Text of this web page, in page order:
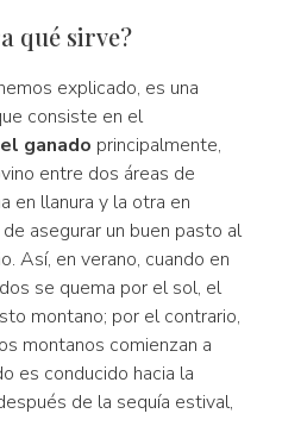
qué sirve?
explicado, es una
consiste en el
ganado principalmente,
entre dos áreas de
en llanura y la otra en
asegurar un buen pasto al
Así, en verano, cuando en
se quema por el sol, el
montano; por el contrario,
montanos comienzan a
es conducido hacia la
de la sequía estival,